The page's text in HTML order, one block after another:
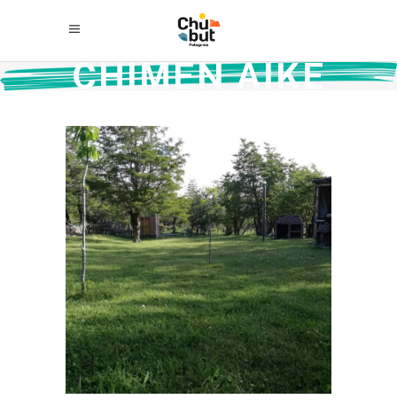
CHIMEN AIKE